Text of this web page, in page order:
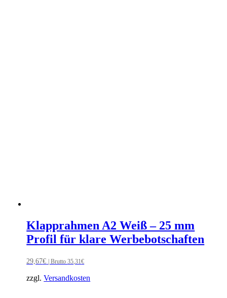
Klapprahmen A2 Weiß – 25 mm
Profil für klare Werbebotschaften
29,67€ | Brutto35,31€
zzgl.Versandkosten